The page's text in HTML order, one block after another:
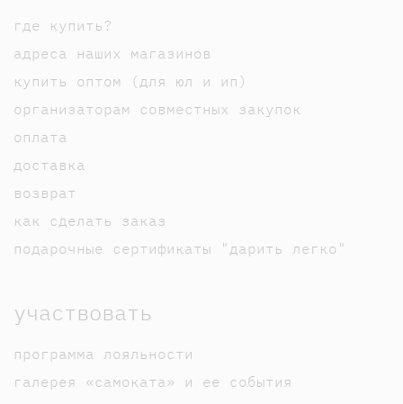
где купить?
адреса наших магазинов
купить оптом (для юл и ип)
организаторам совместных закупок
оплата
доставка
возврат
как сделать заказ
подарочные сертификаты "дарить легко"
участвовать
программа лояльности
галерея «самоката» и ее события